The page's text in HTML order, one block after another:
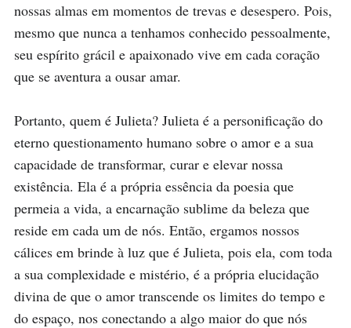
nossas almas em momentos de trevas e desespero. Pois,
mesmo que nunca a tenhamos conhecido pessoalmente,
seu espírito grácil e apaixonado vive em cada coração
que se aventura a ousar amar.
Portanto, quem é Julieta? Julieta é a personificação do
eterno questionamento humano sobre o amor e a sua
capacidade de transformar, curar e elevar nossa
existência. Ela é a própria essência da poesia que
permeia a vida, a encarnação sublime da beleza que
reside em cada um de nós. Então, ergamos nossos
cálices em brinde à luz que é Julieta, pois ela, com toda
a sua complexidade e mistério, é a própria elucidação
divina de que o amor transcende os limites do tempo e
do espaço, nos conectando a algo maior do que nós